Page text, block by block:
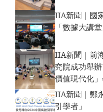
IIA新聞｜國
「數據大講
IIA新聞｜前
究院成功舉
價值現代化
IIA新聞｜鄭
引學者」